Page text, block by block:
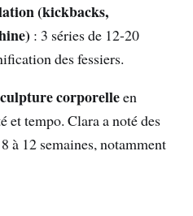
(kickbacks,
: 3 séries de 12-20
des fessiers.
corporelleen
et tempo. Clara a noté des
à 12 semaines, notamment